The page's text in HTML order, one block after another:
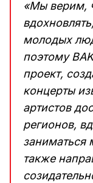
«Мы верим,
молодых
поэтому
проект,
концерты
артистов
регионов,
заниматься
также